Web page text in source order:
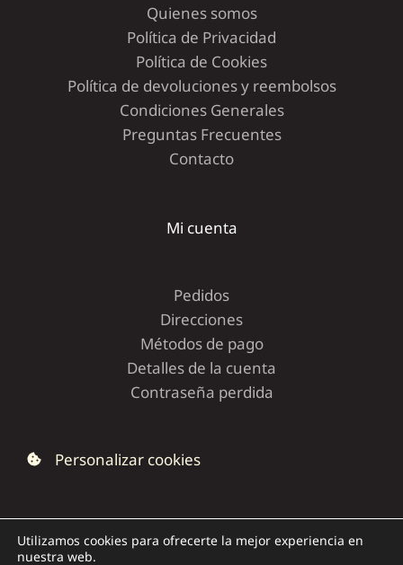
Quienes somos
Política de Privacidad
Política de Cookies
Política de devoluciones y reembolsos
Condiciones Generales
Preguntas Frecuentes
Contacto
Mi cuenta
Pedidos
Direcciones
Métodos de pago
Detalles de la cuenta
Contraseña perdida
Personalizar cookies
Utilizamos cookies para ofrecerte la mejor experiencia en
nuestra web.